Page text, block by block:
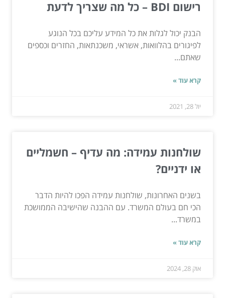
רישום BDI – כל מה שצריך לדעת
הבנק יכול לגלות את כל המידע עליכם בכל הנוגע
לפיגורים בהלוואות, אשראי, משכנתאות, החזרים וכספים
שאתם...
קרא עוד »
יול 28, 2021
שולחנות עמידה: מה עדיף – חשמליים
או ידניים?
בשנים האחרונות, שולחנות עמידה הפכו להיות הדבר
הכי חם בעולם המשרד. עם ההבנה שהישיבה הממושכת
במשרד...
קרא עוד »
אוק 28, 2024